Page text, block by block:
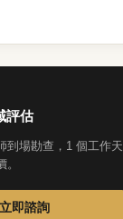
評估
到場勘查，1 個工作天
立即諮詢